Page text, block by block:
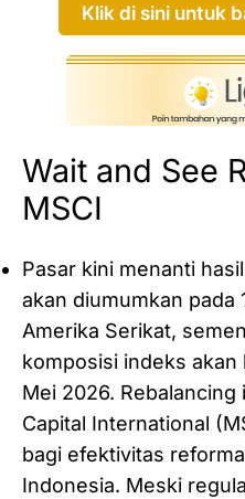
Klik di sini untuk
Wait and See
MSCI
Pasar kini menanti
akan diumumkan pada
Amerika Serikat,
komposisi indeks
Mei 2026.
Capital International
bagi efektivitas
Indonesia. Meski